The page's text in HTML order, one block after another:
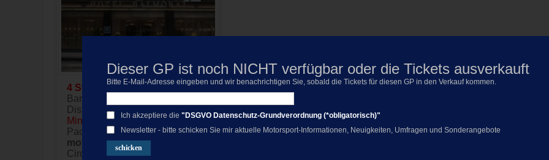
Dieser GP ist noch NICHT verfügbar oder die Tickets ausverkauft
Bitte E-Mail-Adresse eingeben und wir benachrichtigen Sie, sobald die Tickets für diesen GP in den Verkauf kommen.
Ich akzeptiere die"DSGVO Datenschutz-Grundverordnung (*obligatorisch)"
Newsletter - bitte schicken Sie mir aktuelle Motorsport-Informationen, Neuigkeiten, Umfragen und Sonderangebote
4 SterneHotel zwischen
Barcelona gelegen
Distanz Rennstrecke:
Minuten
Pack mit Hotel und Tickets
motogp Katalonien 2027
Circuit Barcelona-Montmelo